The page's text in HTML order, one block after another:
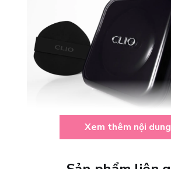
5 Tone CLIO Kill Cover đang có
Xem thêm nội dung